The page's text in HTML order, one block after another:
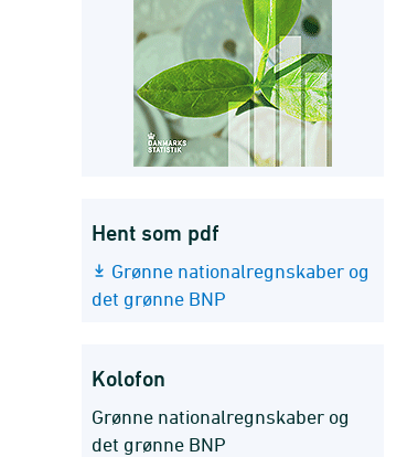
Hent som pdf
Grønne nationalregnskaber og
det grønne BNP
Kolofon
Grønne nationalregnskaber og
det grønne BNP